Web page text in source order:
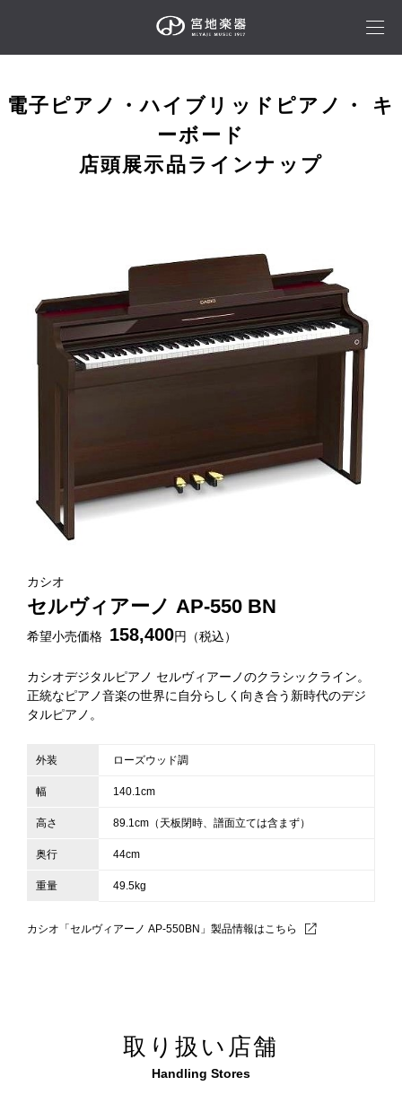
電子ピアノ・ハイブリッドピアノ・ キ
ーボード
店頭展示品ラインナップ
カシオ
セルヴィアーノ AP-550 BN
希望小売価格 158,400円（税込）
カシオデジタルピアノ セルヴィアーノのクラシックライン。
正統なピアノ音楽の世界に自分らしく向き合う新時代のデジ
タルピアノ。
外装 ローズウッド調
幅 140.1cm
高さ 89.1cm（天板閉時、譜面立ては含まず）
奥行 44cm
重量 49.5kg
カシオ「セルヴィアーノ AP-550BN」製品情報はこちら
取り扱い店舗
Handling Stores